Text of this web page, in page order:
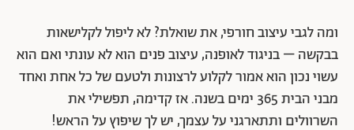
ומה לגבי עיצוב חורפי, את שואלת? לא ליפול לקלישאות
בבקשה – בניגוד לאופנה, עיצוב פנים הוא לא עונתי ואם הוא
עשוי נכון הוא אמור לקלוע לרצונות ולטעם של כל אחת ואחד
מבני הבית 365 ימים בשנה. אז קדימה, תפשילי את
השרוולים ותתארגני על עצמך, יש לך שיפוץ על הראש!